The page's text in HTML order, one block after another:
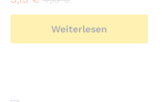
Weiterlesen